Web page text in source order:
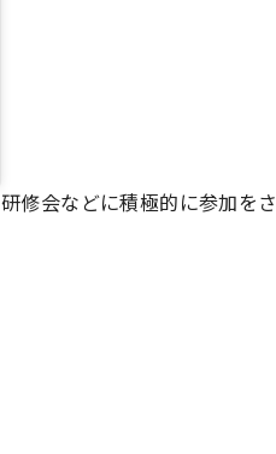
修会などに積極的に参加をさ